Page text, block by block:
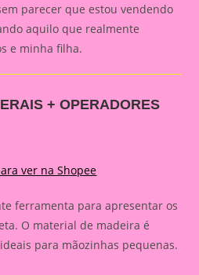
parecer que estou vendendo
aquilo que realmente
e minha filha.
+ OPERADORES
ver na Shopee
ferramenta para apresentar os
O material de madeira é
para mãozinhas pequenas.